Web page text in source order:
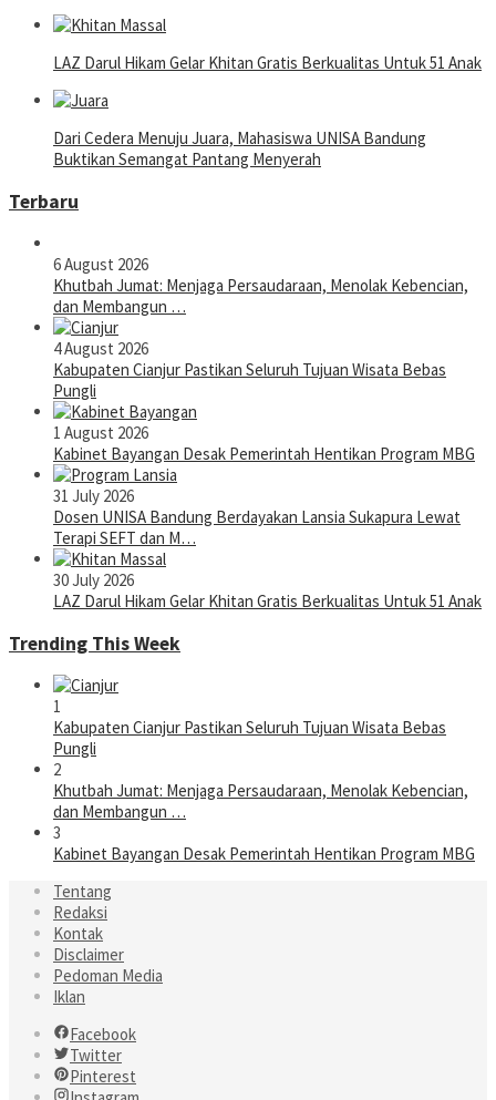
LAZ Darul Hikam Gelar Khitan Gratis Berkualitas Untuk 51 Anak
Dari Cedera Menuju Juara, Mahasiswa UNISA Bandung
Buktikan Semangat Pantang Menyerah
Terbaru
6 August 2026
Khutbah Jumat: Menjaga Persaudaraan, Menolak Kebencian,
dan Membangun …
4 August 2026
Kabupaten Cianjur Pastikan Seluruh Tujuan Wisata Bebas
Pungli
1 August 2026
Kabinet Bayangan Desak Pemerintah Hentikan Program MBG
31 July 2026
Dosen UNISA Bandung Berdayakan Lansia Sukapura Lewat
Terapi SEFT dan M…
30 July 2026
LAZ Darul Hikam Gelar Khitan Gratis Berkualitas Untuk 51 Anak
Trending This Week
1
Kabupaten Cianjur Pastikan Seluruh Tujuan Wisata Bebas
Pungli
2
Khutbah Jumat: Menjaga Persaudaraan, Menolak Kebencian,
dan Membangun …
3
Kabinet Bayangan Desak Pemerintah Hentikan Program MBG
Tentang
Redaksi
Kontak
Disclaimer
Pedoman Media
Iklan
Facebook
Twitter
Pinterest